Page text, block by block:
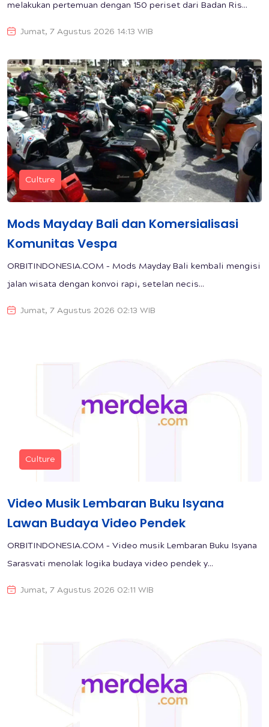
melakukan pertemuan dengan 150 periset dari Badan Ris...
Jumat, 7 Agustus 2026 14:13 WIB
Culture
Mods Mayday Bali dan Komersialisasi
Komunitas Vespa
ORBITINDONESIA.COM – Mods Mayday Bali kembali mengisi
jalan wisata dengan konvoi rapi, setelan necis...
Jumat, 7 Agustus 2026 02:13 WIB
Culture
Video Musik Lembaran Buku Isyana
Lawan Budaya Video Pendek
ORBITINDONESIA.COM – Video musik Lembaran Buku Isyana
Sarasvati menolak logika budaya video pendek y...
Jumat, 7 Agustus 2026 02:11 WIB